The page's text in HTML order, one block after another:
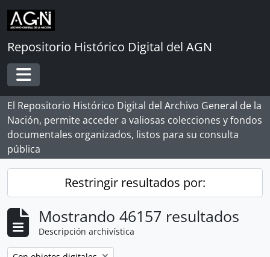
Skip to main content
Repositorio Histórico Digital del AGN
Toggle navigation
El Repositorio Histórico Digital del Archivo General de la
Nación, permite acceder a valiosas colecciones y fondos
documentales organizados, listos para su consulta
pública
Restringir resultados por:
Mostrando 46157 resultados
Descripción archivística